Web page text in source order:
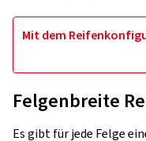
Mit dem
Felgenbreite
Es gibt für jede Felge